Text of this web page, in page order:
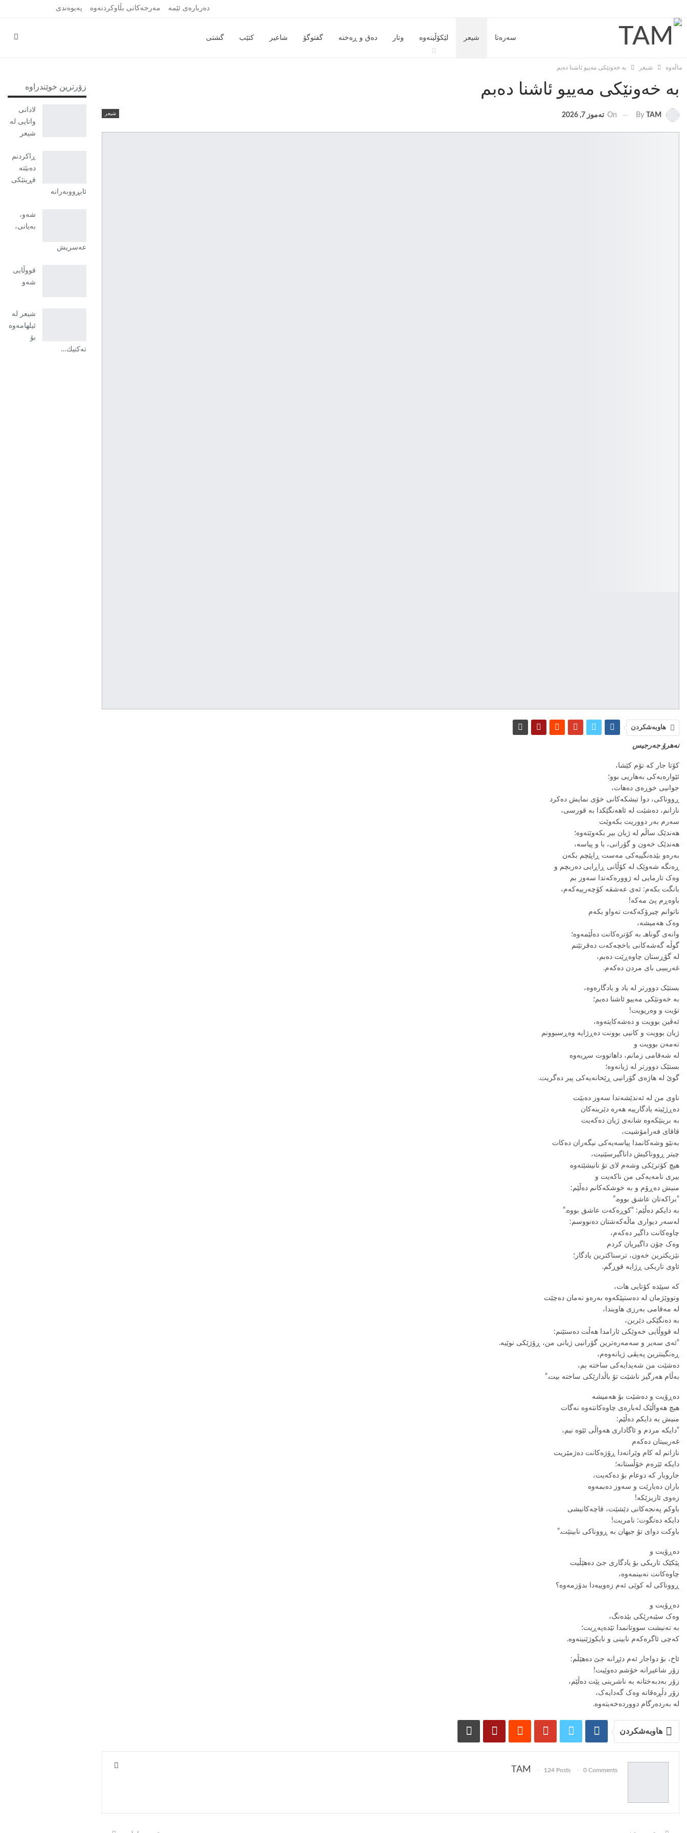
ده‌رباره‌ى ئێمه‌ مه‌رجه‌كانى بڵاوكردنه‌وه‌ پەیوەندی
سەرەتا شیعر لێکۆڵینەوە وتار دەق و ڕەخنە گفتوگۆ شاعیر کتێب گشتی
ماڵەوە شیعر بە خەونێکی مەییو ئاشنا دەبم
بە خەونێکی مەییو ئاشنا دەبم
شیعر By TAM
On تەموز 7, 2026
هاوبەشکردن
نەهرۆ جەرجیس
کۆتا جار کە تۆم کێشا،
ئێوارەیەکی بەهاریی بوو؛
جوانیی خوڕەی دەهات،
ڕووناکی، دوا تیشکەکانی خۆی نمایش دەکرد
نازانم، دەشێت لە ئاهەنگێکدا بە قورسی،
سەرم بەر دووریت بکەوێت
هەندێک ساڵم لە ژیان بیر بکەوێتەوە؛
هەندێک خەون و گۆرانی، با و پیاسە،
بەرەو بێدەنگییەکی مەست ڕاپێچم بکەن
ڕەنگە شەوێک لە کۆڵانی ڕاڕایی دەربچم و
وەک تارمایی لە ژوورەکەتدا سەوز بم
بانگت بکەم: ئەی عەشقە کۆچەرییەکەم،
باوەڕم پێ مەکە!
ناتوانم چیرۆکەکەت تەواو بکەم
وەک هەمیشە،
وانەی گوناهـ بە کۆترەکانت دەڵێمەوە؛
گوڵە گەشەکانی باخچەکەت دەقرتێنم
لە گۆڕستان چاوەڕێت دەبم،
غەریبیی بای مردن دەکەم.
بستێک دوورتر لە یاد و یادگارەوە،
بە خەونێکی مەییو ئاشنا دەبم؛
تۆیت و وەریویت!
ئەڤین بوویت و دەشەکایتەوە،
ژیان بوویت و کانیی بوونت دەڕژایە وەڕسبوونم
تەمەن بوویت و
لە شەقامی زمانم، داهاتووت سڕیەوە
بستێک دوورتر لە ژیانەوە؛
گوێ لە هاژەی گۆرانیی ڕێحانەیەکی پیر دەگریت.
ناوی من لە ئەندێشەتدا سەوز دەبێت
دەڕژێیتە یادگارییە هەرە دێرینەکان
بە برینێکەوە شانەی ژیان دەکەیت
قاقای فەرامۆشیت،
بەنێو وشەکانمدا پیاسەیەکی نیگەران دەکات
چیتر ڕووناکیش داناگیرسێنیت،
هیچ کۆترێکی وشەم لای تۆ نانیشێتەوە
بیری نامەیەکی من ناکەیت و
منیش دەڕۆم و بە خوشکەکانم دەڵێم:
“براکەتان عاشق بووە.”
بە دایکم دەڵێم: “کوڕەکەت عاشق بووە.”
لەسەر دیواری ماڵەکەشتان دەنووسم:
چاوەکانت داگیر دەکەم،
وەک چۆن داگیریان کردم
نێزیکترین خەون، ترسناکترین یادگار؛
ئاوی تاریکی ڕژایە قوڕگم.
کە سپێدە کۆتایی هات،
وتووێژمان لە دەستپێکەوە بەرەو نەمان دەچێت
لە مەقامی بەرزی هاویندا،
بە دەنگێکی دێرین،
لە قووڵایی خەوێکی ئارامدا هەڵت دەستێنم:
“ئەی سەیر و سەمەرەترین گۆرانیی ژیانی من، ڕۆژێکی نوێیە.
ڕەنگینترین پەیڤی ژیانەوەم،
دەشێت من شەیدایەکی ساختە بم،
بەڵام هەرگیز ناشێت تۆ باڵدارێکی ساختە بیت.”
دەڕۆیت و دەشێت بۆ هەمیشە
هیچ هەواڵێک لەبارەی چاوەکانتەوە نەگات
منیش بە دایکم دەڵێم:
“دایکە مردم و ئاگاداری هەواڵی ئێوە نیم،
غەریبیتان دەکەم
نازانم لە کام وێرانەدا ڕۆژەکانت دەژمێریت
دایکە ئێرەم خۆڵستانە؛
جاروبار کە دوعام بۆ دەکەیت،
باران دەبارێت و سەوز دەبمەوە
زەوی ئازیزێکە!
باوکم پەنجەکانی دێشێت، قاچەکانیشی
دایکە دەتگوت: نامریت!
باوکت دوای تۆ جیهان بە ڕووناکی نابینێت.”
دەڕۆیت و
پێکێک تاریکی بۆ یادگاری جێ دەهێڵیت
چاوەکانت نەبینمەوە،
ڕووناکی لە کوێی ئەم زەوییەدا بدۆزمەوە؟
دەڕۆیت و
وەک سێبەرێکی بێدەنگ،
بە تەنیشت سووتانمدا تێدەپەڕیت؛
کەچی ئاگرەکەم نابینی و نایکوژێنیتەوە.
ئاخ، بۆ دواجار ئەم دێڕانە جێ دەهێڵم:
زۆر شاعیرانە خۆشم دەوێیت!
زۆر بەدبەختانە بە ناشرینی پێت دەڵێم،
زۆر دڵڕەقانە وەک گەدایەک،
لە بەردەرگام دووردەخەیتەوە.
هاوبەشکردن
TAM 124 Posts 0 Comments
زۆرترین خوێندراوە
لادانی
واتایی لە
شیعر
ڕاکردنم
دەبێتە
فڕینێکی
ئابڕووبەرانە
شەو،
بەیانی،
عەسریش
قووڵایی
شەو
شیعر لە
ئیلهامەوە
بۆ
تەکنیك…